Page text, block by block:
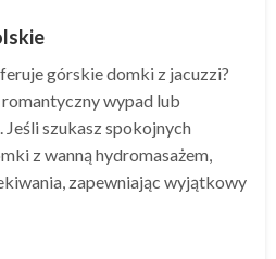
górskie domki z jacuzzi?
romantyczny wypad lub
szukasz spokojnych
z wanną hydromasażem,
zapewniając wyjątkowy